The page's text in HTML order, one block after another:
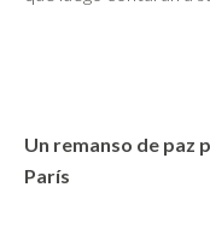
Un remanso de paz
París